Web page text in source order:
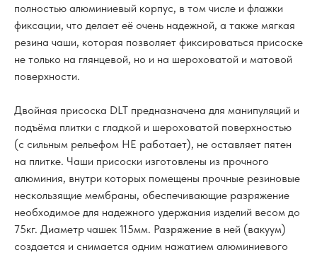
полностью алюминиевый корпус, в том числе и флажки
фиксации, что делает её очень надежной, а также мягкая
резина чаши, которая позволяет фиксироваться присоске
не только на глянцевой, но и на шероховатой и матовой
поверхности.
Двойная присоска DLT предназначена для манипуляций и
подъёма плитки с гладкой и шероховатой поверхностью
(с сильным рельефом НЕ работает), не оставляет пятен
на плитке. Чаши присоски изготовлены из прочного
алюминия, внутри которых помещены прочные резиновые
нескользящие мембраны, обеспечивающие разряжение
необходимое для надежного удержания изделий весом до
75кг. Диаметр чашек 115мм. Разряжение в ней (вакуум)
создается и снимается одним нажатием алюминиевого